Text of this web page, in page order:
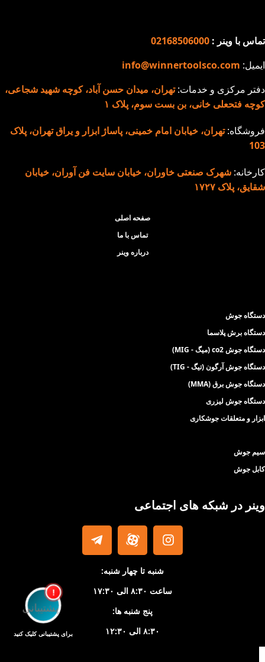
تماس با وینر : 02168506000
ایمیل: info@winnertoolsco.com
دفتر مرکزی و خدمات:تهران، میدان حسن آباد، کوچه شهید شجاعی،
کوچه فتحعلی خانی، بن بست سوم، پلاک ۱
فروشگاه:تهران، خیابان امام خمینی، پاساژ ابزار و یراق تهران، پلاک
103
کارخانه: شهرک صنعتی خاوران، خیابان سایت فن آوران، خیابان
شقایق، پلاک ۱۷۲۷
صفحه اصلی
تماس با ما
درباره وینر
دستگاه جوش
دستگاه برش پلاسما
دستگاه جوش co2 (میگ - MIG)
دستگاه جوش آرگون (تیگ - TIG)
دستگاه جوش برق (MMA)
دستگاه جوش لیزری
ابزار و متعلقات جوشکاری
سیم جوش
کابل جوش
وینر در شبکه های اجتماعی
شنبه تا چهار شنبه:
ساعت ۸:۳۰ الی ۱۷:۳۰
پنج شنبه ها:
۸:۳۰ الی ۱۲:۳۰
!
برای پشتیبانی کلیک کنید